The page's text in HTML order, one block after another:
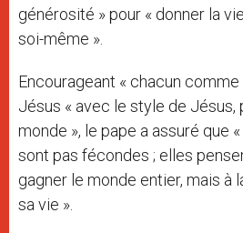
générosité » pour « donner la
soi-même ».
Encourageant « chacun
Jésus « avec le style de Jésus,
monde », le pape a assuré que
sont pas fécondes ; elles
gagner le monde entier, mais à
sa vie ».